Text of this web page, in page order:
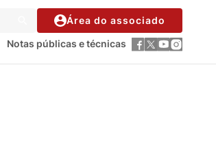
Área do associado
Notas públicas e técnicas